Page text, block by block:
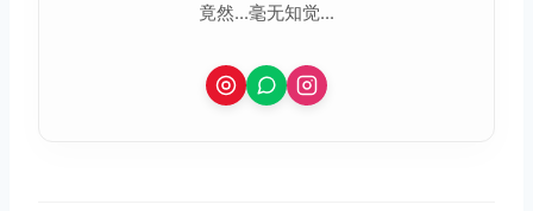
竟然...毫无知觉...